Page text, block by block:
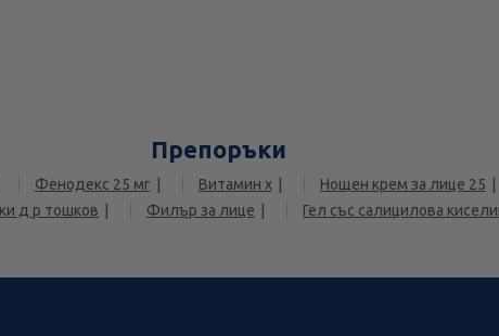
Препоръки
Фенодекс 25 мг Витамин х Нощен крем за лице 25
д р тошков
Филър за лице Гел със салицилова